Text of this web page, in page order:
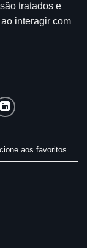
tratados e
interagir com
aos favoritos.